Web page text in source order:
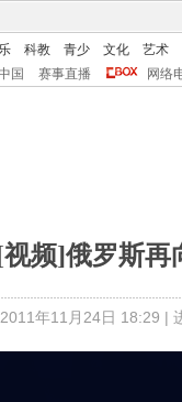
科教 青少 文化
艺术
国 赛事直播 网络
频]俄罗斯再
年11月24日 18:29 |